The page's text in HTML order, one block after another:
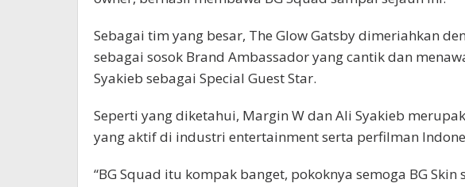
Sebagai tim yang besar, The Glow Gatsby dimeriahkan
sebagai sosok Brand Ambassador yang cantik dan
Syakieb sebagai Special Guest Star.
Seperti yang diketahui, Margin W dan Ali Syakieb
yang aktif di industri entertainment serta perfilman
“BG Squad itu kompak banget, pokoknya semoga BG